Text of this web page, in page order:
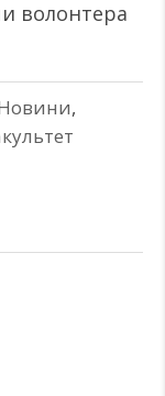
волонтера
,